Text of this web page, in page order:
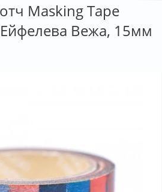
Masking Tape
Вежа, 15мм